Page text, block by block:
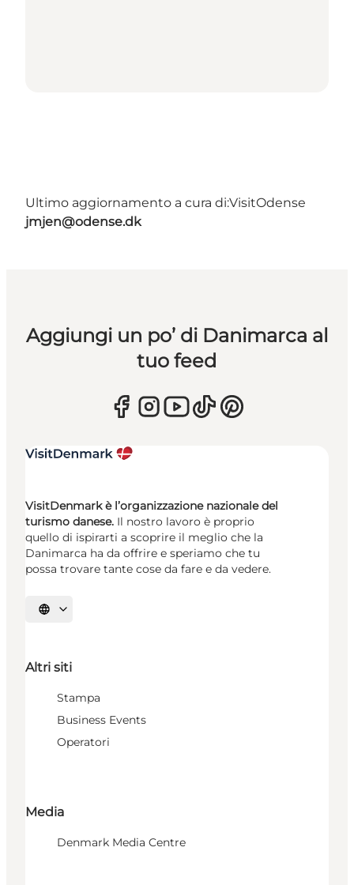
Ultimo aggiornamento a cura di:VisitOdense
jmjen@odense.dk
Aggiungi un po’ di Danimarca al
tuo feed
VisitDenmark è l’organizzazione nazionale del
turismo danese. Il nostro lavoro è proprio
quello di ispirarti a scoprire il meglio che la
Danimarca ha da offrire e speriamo che tu
possa trovare tante cose da fare e da vedere.
Seleziona la lingua
Altri siti
Stampa
Business Events
Operatori
Media
Denmark Media Centre